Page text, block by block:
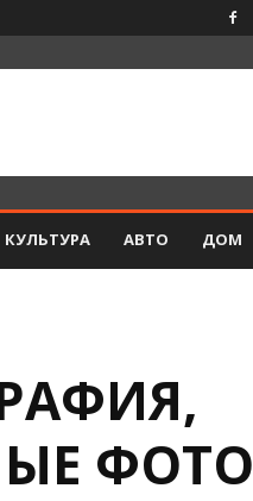
КУЛЬТУРА АВТО ДОМ
ФОТО